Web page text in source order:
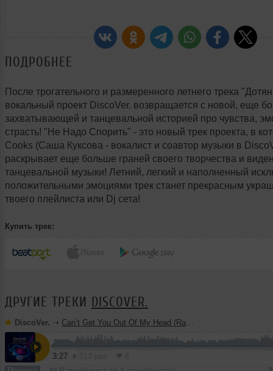
ПОДРОБНЕЕ
После трогательного и размеренного летнего трека
вокальный проект DiscoVer. возвращается с новой, еще
захватывающей и танцевальной историей про чувства,
страсть! "Не Надо Спорить" - это новый трек проекта, в
Cooks (Саша Куксова - вокалист и соавтор музыки в
раскрывает еще больше граней своего творчества и
танцевальной музыки! Летний, легкий и наполненный
положительными эмоциями трек станет прекрасным
твоего плейлиста или Dj сета!
Купить трек:
ДРУГИЕ ТРЕКИ DISCOVER.
DiscoVer. ➝ Can’t Get You Out Of My Head (Radio Edit)
3:27